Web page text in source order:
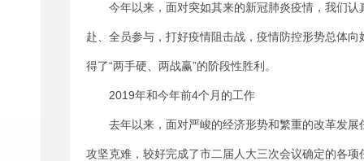
今年以来，面对突如其来的新冠肺炎疫情，我们
赴、全员参与，打好疫情阻击战，疫情防控形势总体
得了“两手硬、两战赢”的阶段性胜利。
2019年和今年前4个月的工作
去年以来，面对严峻的经济形势和繁重的改革发
攻坚克难，较好完成了市二届人大三次会议确定的各